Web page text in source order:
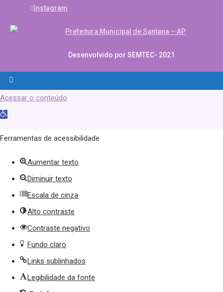
Instagram
Desenvolvido por SEMTEC- 2021
Acessar o conteúdo
Abrir
ferramentas
Ferramentas de acessibilidade
Aumentar texto
Diminuir texto
Escala de cinza
Alto contraste
Contraste negativo
Fundo claro
Links sublinhados
Legibilidade da fonte